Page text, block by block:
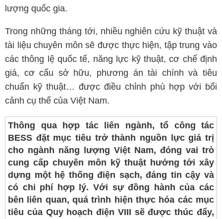
lượng quốc gia.
Trong những tháng tới, nhiều nghiên cứu kỹ thuật và
tài liệu chuyên môn sẽ được thực hiện, tập trung vào
các thông lệ quốc tế, năng lực kỹ thuật, cơ chế định
giá, cơ cấu sở hữu, phương án tài chính và tiêu
chuẩn kỹ thuật… được điều chỉnh phù hợp với bối
cảnh cụ thể của Việt Nam.
Thông qua hợp tác liên ngành, tổ công tác
BESS đặt mục tiêu trở thành nguồn lực giá trị
cho ngành năng lượng Việt Nam, đóng vai trò
cung cấp chuyên môn kỹ thuật hướng tới xây
dựng một hệ thống điện sạch, đáng tin cậy và
có chi phí hợp lý. Với sự đồng hành của các
bên liên quan, quá trình hiện thực hóa các mục
tiêu của Quy hoạch điện VIII sẽ được thúc đẩy,